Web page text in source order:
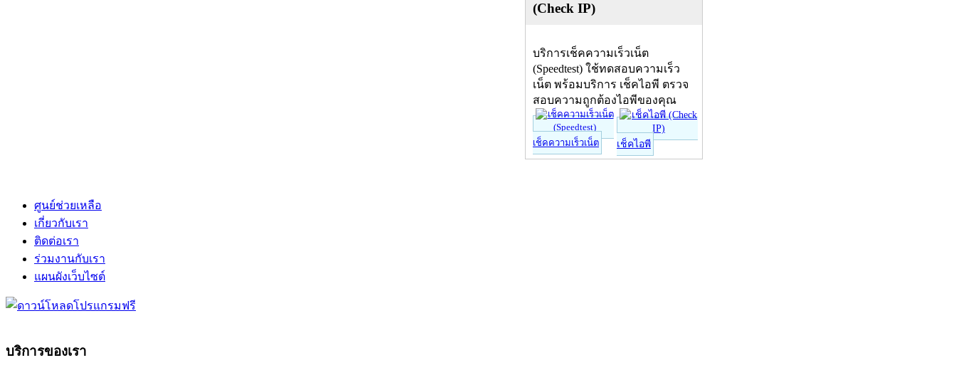
(Check IP)
บริการเช็คความเร็วเน็ต
(Speedtest) ใช้ทดสอบความเร็ว
เน็ต พร้อมบริการ เช็คไอพี ตรวจ
สอบความถูกต้องไอพีของคุณ
เช็คความเร็วเน็ต เช็คไอพี
ศูนย์ช่วยเหลือ
เกี่ยวกับเรา
ติดต่อเรา
ร่วมงานกับเรา
แผนผังเว็บไซต์
บริการของเรา